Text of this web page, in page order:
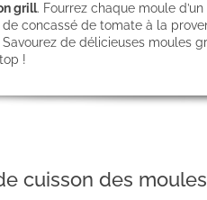
grill. Fourrez chaque moule d’un
concassé de tomate à la
de délicieuses moules
!
cuisson des